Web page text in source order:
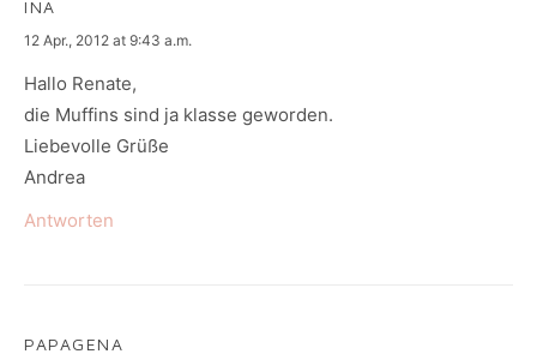
INA
says:
12 Apr., 2012 at 9:43 a.m.
Hallo Renate,
die Muffins sind ja klasse geworden.
Liebevolle Grüße
Andrea
Antworten
PAPAGENA